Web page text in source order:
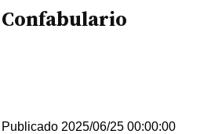
Confabulario
Publicado 2025/06/25 00:00:00